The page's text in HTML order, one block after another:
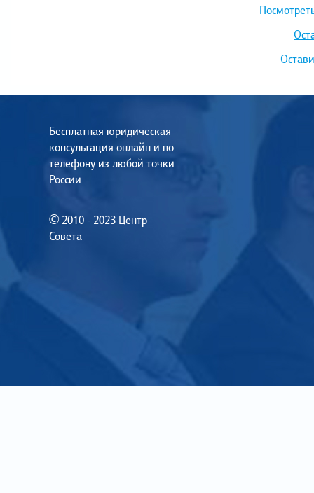
Бесплатная юридическая
консультация онлайн и по
телефону из любой точки
России
© 2010 - 2023 Центр
Совета